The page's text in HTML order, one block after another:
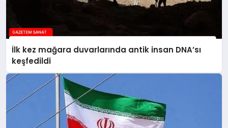
İlk kez mağara duvarlarında antik insan DNA’sı
keşfedildi